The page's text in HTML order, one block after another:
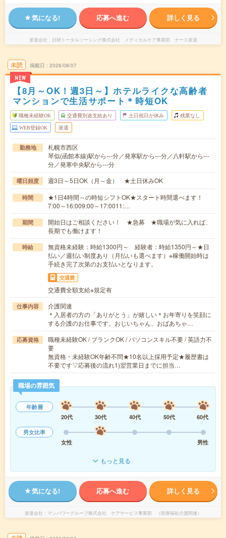
気になる! 応募へ進む 詳しく見る
派遣会社 日研トータルソーシング株式会社 メディカルケア事業部 ナース派遣
未読
NEW
掲載日 2026/08/07
【8月～OK！週3日～】ホテルライクな高齢者
マンションで生活サポート＊時短OK
職種未経験OK 交通費別途支給あり 土日祝日が休み 残業なし
WEB登録OK 派遣
勤務地
札幌市西区
琴似(函館本線)駅から---分／発寒駅から---分／八軒駅から---
分／発寒中央駅から---分
曜日頻度 週3日～5日OK（月～金） ★土日休みOK
時間
★1日4時間～の時短シフトOK★スタート時間選べます！
7:00～16:009:00～17:0011:…
期間
開始日はご相談ください！ ★急募 ★職場が気に入れば、
長期でも働けます！
時給
無資格未経験：時給1300円～ 経験者：時給1350円～★日
払い／週払い制度あり（月払いも選べます）※稼働開始時は
手続き完了次第のお支払いとなります。
交通費
交通費全額支給※規定有
仕事内容
介護関連
＊入居者の方の「ありがとう」が嬉しい＊お年寄りを笑顔に
する介護のお仕事です。おじいちゃん、おばあちゃ…
応募資格
職種未経験OK / ブランクOK / パソコンスキル不要 / 英語力不
要
無資格・未経験OK年齢不問★10名以上採用予定★履歴書は
不要です▽応募後の流れ1)翌営業日までに担当…
職場の雰囲気
年齢層
20代
30代 40代 50代
60代
男女比率
女性
男性
もっと見る
気になる! 応募へ進む 詳しく見る
派遣会社 マンパワーグループ株式会社 ケアサービス事業部 （医療福祉介護関連）